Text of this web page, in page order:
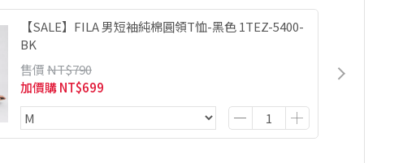
【SALE】FILA 男短袖純棉圓領T恤-黑色 1TEZ-5400-
BK
售價NT$790
加價購NT$699